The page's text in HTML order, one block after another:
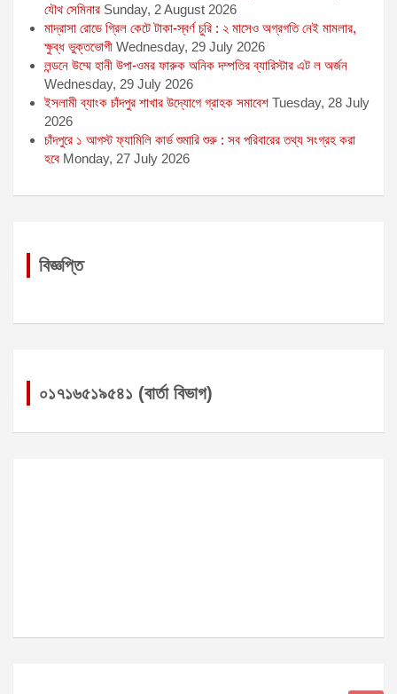
যৌথ সেমিনার Sunday, 2 August 2026
মাদ্রাসা রোডে গ্রিল কেটে টাকা-স্বর্ণ চুরি : ২ মাসেও অগ্রগতি নেই মামলার,
ক্ষুব্ধ ভুক্তভোগী Wednesday, 29 July 2026
লন্ডনে উম্মে হানী উপা-ওমর ফারুক অনিক দম্পতির ব্যারিস্টার এট ল অর্জন
Wednesday, 29 July 2026
ইসলামী ব্যাংক চাঁদপুর শাখার উদ্যোগে গ্রাহক সমাবেশ Tuesday, 28 July
2026
চাঁদপুরে ১ আগস্ট ফ্যামিলি কার্ড শুমারি শুরু : সব পরিবারের তথ্য সংগ্রহ করা
হবে Monday, 27 July 2026
বিজ্ঞপ্তি
০১৭১৬৫১৯৫৪১ (বার্তা বিভাগ)